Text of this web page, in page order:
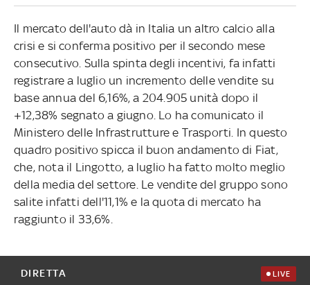
Il mercato dell'auto dà in Italia un altro calcio alla
crisi e si conferma positivo per il secondo mese
consecutivo. Sulla spinta degli incentivi, fa infatti
registrare a luglio un incremento delle vendite su
base annua del 6,16%, a 204.905 unità dopo il
+12,38% segnato a giugno. Lo ha comunicato il
Ministero delle Infrastrutture e Trasporti. In questo
quadro positivo spicca il buon andamento di Fiat,
che, nota il Lingotto, a luglio ha fatto molto meglio
della media del settore. Le vendite del gruppo sono
salite infatti dell'11,1% e la quota di mercato ha
raggiunto il 33,6%.
DIRETTA LIVE